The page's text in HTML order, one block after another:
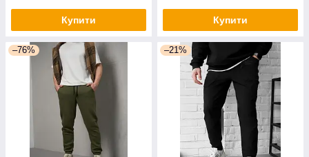
Купити Купити
–76% –21%